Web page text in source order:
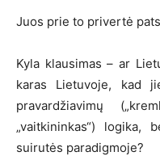
Juos prie to privertė
Kyla klausimas – ar
karas Lietuvoje, kad
pravardžiavimų
„vaitkininkas“) logika,
suirutės paradigmoje?